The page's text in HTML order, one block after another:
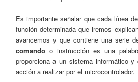
Es importante señalar que cada línea
función determinada que iremos
avancemos y que contiene una serie
comandoo instrucción es una
proporciona a un sistema informático y
acción a realizar por el microcontrolador.